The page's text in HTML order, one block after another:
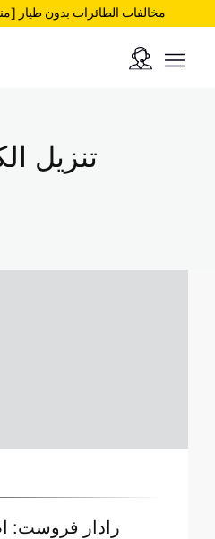
مخالفات الطائرات بدون طيار [منذ
تنزيل
رادار فروست: